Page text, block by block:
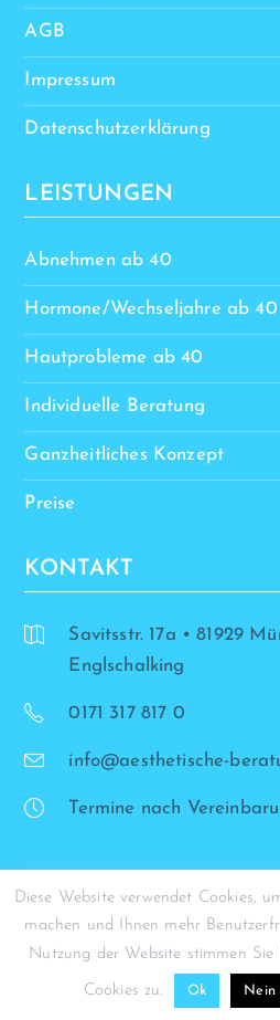
AGB
Impressum
Datenschutzerklärung
LEISTUNGEN
Abnehmen ab 40
Hormone/Wechseljahre ab 40
Hautprobleme ab 40
Individuelle Beratung
Ganzheitliches Konzept
Preise
KONTAKT
Savitsstr. 17a • 81929
Englschalking
0171 317 817 0
info@aesthetische-
Termine nach
© Simona
Diese Website verwendet Cookies,
machen und Ihnen mehr
Nutzung der Website stimmen
Cookies zu. Ok Nein